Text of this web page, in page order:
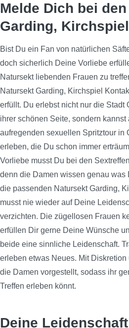
Melde Dich bei
Garding,
Bist Du ein Fan von natürlichen
doch sicherlich Deine Vorliebe
Natursekt liebenden Frauen zu
Natursekt Garding, Kirchspiel
erfüllt. Du erlebst nicht nur die Stadt
ihrer schönen Seite, sondern
aufregenden sexuellen Spritztour in
erleben, die Du schon immer
Vorliebe musst Du bei den
denn die Damen wissen genau was
die passenden Natursekt Garding,
musst nie wieder auf Deine
verzichten. Die zügellosen Frauen
erfüllen Dir gerne Deine Wünsche
beide eine sinnliche Leidenschaft.
erleben etwas Neues. Mit
die Damen vorgestellt, sodass ihr
Treffen erleben könnt.
Deine